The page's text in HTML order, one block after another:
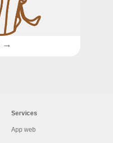
→
Services
App web